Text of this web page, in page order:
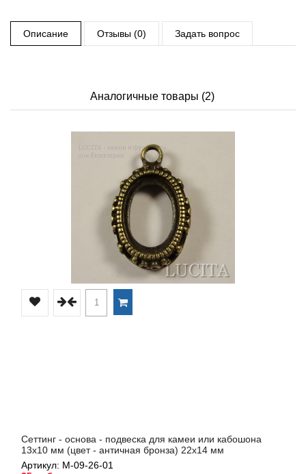
Описание Отзывы (0) Задать вопрос
Аналогичные товары (2)
Сеттинг - основа - подвеска для камеи или кабошона
13х10 мм (цвет - античная бронза) 22х14 мм
Артикул: М-09-26-01